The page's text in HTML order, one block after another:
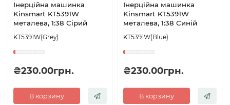
Інерційна машинка
Kinsmart KT5391W
металева, 1:38 Сірий
KT5391W(Grey)
₴230.00грн.
В корзину
Інерційна машинка
Kinsmart KT5391W
металева, 1:38 Синій
KT5391W(Blue)
₴230.00грн.
В корзину